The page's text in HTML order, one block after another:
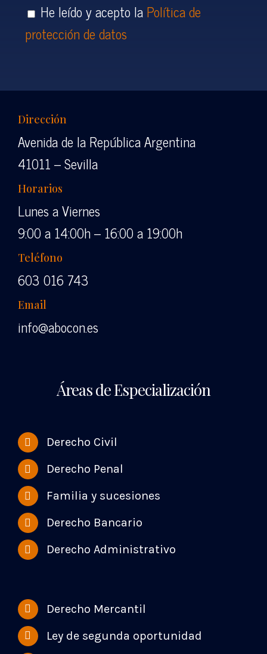
He leído y acepto laPolítica de
protección de datos
Dirección
Avenida de la República Argentina
41011 – Sevilla
Horarios
Lunes a Viernes
9:00 a 14:00h – 16:00 a 19:00h
Teléfono
603 016 743
Email
info@abocon.es
Áreas de Especialización
Derecho Civil
Derecho Penal
Familia y sucesiones
Derecho Bancario
Derecho Administrativo
Derecho Mercantil
Ley de segunda oportunidad